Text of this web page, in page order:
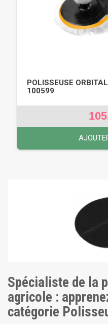
POLISSEUSE
100599
Spécialiste de la
agricole :
catégorie